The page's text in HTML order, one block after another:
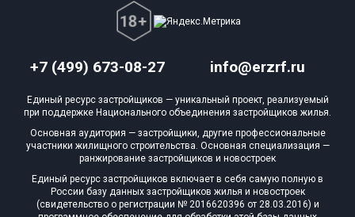
+7 (499) 673-08-27 info@erzrf.ru
Единый ресурс застройщиков — уникальный проект, реализуемый
при поддержке Национального объединения застройщиков жилья.
Основная аудитория — застройщики, другие профессиональные
участники жилищного строительства. Основная специализация —
ранжирование застройщиков и новостроек
Единый ресурс застройщиков включает в себя самую полную в
России базу данных застройщиков жилья и новостроек
(свидетельство о регистрации № 2016620396 от 28.03.2016) и